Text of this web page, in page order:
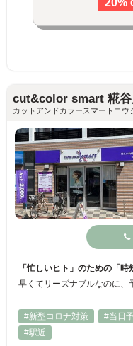
20%
cut&color smart 糀
カットアンドカラースマートコウ
「忙しいヒト」のための「時
#新型コロナ対策
#当日
#駅近